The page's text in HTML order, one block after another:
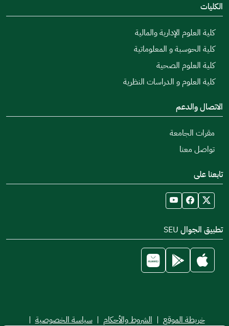
الكليات
كلية العلوم الإدارية والمالية
كلية الحوسبة و المعلوماتية
كلية العلوم الصحية
كلية العلوم و الدراسات النظرية
الاتصال والدعم
مقرات الجامعة
تواصل معنا
تابعنا على
تطبيق الجوال SEU
خريطة الموقع | الشروط والأحكام | سياسة الخصوصية |